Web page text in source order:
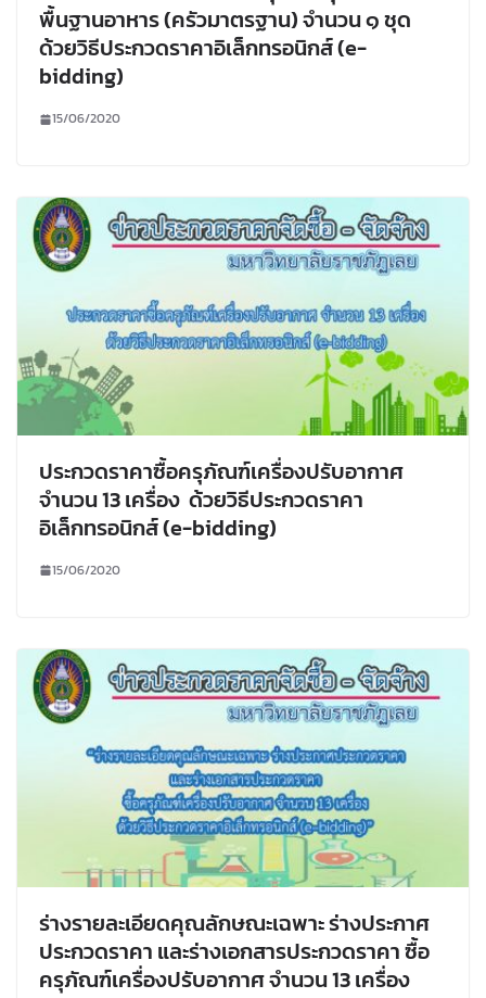
พื้นฐานอาหาร (ครัวมาตรฐาน) จำนวน ๑ ชุด
ด้วยวิธีประกวดราคาอิเล็กทรอนิกส์ (e-
bidding)
15/06/2020
ประกวดราคาซื้อครุภัณฑ์เครื่องปรับอากาศ
จำนวน 13 เครื่อง ด้วยวิธีประกวดราคา
อิเล็กทรอนิกส์ (e-bidding)
15/06/2020
ร่างรายละเอียดคุณลักษณะเฉพาะ ร่างประกาศ
ประกวดราคา และร่างเอกสารประกวดราคา ซื้อ
ครุภัณฑ์เครื่องปรับอากาศ จำนวน 13 เครื่อง